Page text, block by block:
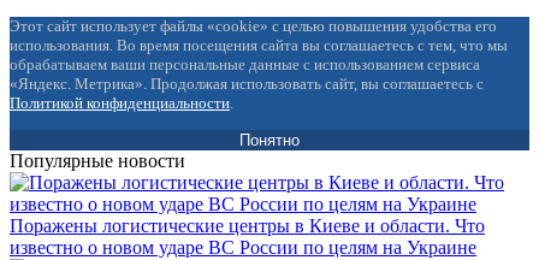
Этот сайт использует файлы «cookie» с целью повышения удобства его
использования. Во время посещения сайта вы соглашаетесь с тем, что мы
обрабатываем ваши персональные данные с использованием сервиса
«Яндекс. Метрика». Продолжая использовать сайт, вы соглашаетесь с
Политикой конфиденциальности.
Понятно
Популярные новости
Поражены логистические центры в Киеве и области. Что
известно о новом ударе ВС России по целям на Украине